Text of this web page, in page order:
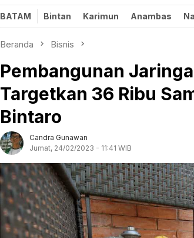
BATAM Bintan Karimun Anambas
Beranda Bisnis
Pembangunan
Targetkan 36 Ribu
Bintaro
Candra Gunawan
Jumat, 24/02/2023 - 11:41 WIB